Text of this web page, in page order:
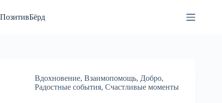
к
сути
ПозитивБёрд
Вдохновение, Взаимопомощь, Добро,
Радостные события, Счастливые моменты